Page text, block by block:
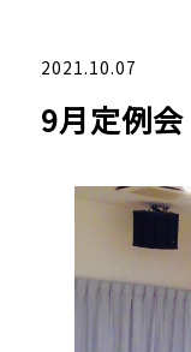
2021.10.07
9月定例会